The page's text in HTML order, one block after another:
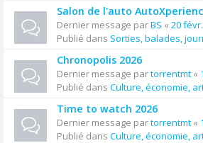
Salon de l'auto
Dernier message parBS « 20
Publié dans Sorties, balades,
Chronopolis 2026
Dernier message partorrentmt «
Publié dans Culture, économie,
Time to watch 2026
Dernier message partorrentmt «
Publié dans Culture, économie,